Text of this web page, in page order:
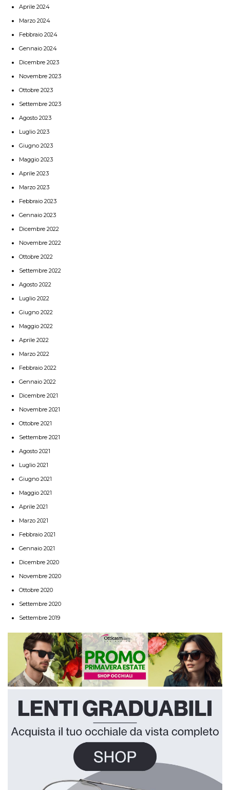
Aprile 2024
Marzo 2024
Febbraio 2024
Gennaio 2024
Dicembre 2023
Novembre 2023
Ottobre 2023
Settembre 2023
Agosto 2023
Luglio 2023
Giugno 2023
Maggio 2023
Aprile 2023
Marzo 2023
Febbraio 2023
Gennaio 2023
Dicembre 2022
Novembre 2022
Ottobre 2022
Settembre 2022
Agosto 2022
Luglio 2022
Giugno 2022
Maggio 2022
Aprile 2022
Marzo 2022
Febbraio 2022
Gennaio 2022
Dicembre 2021
Novembre 2021
Ottobre 2021
Settembre 2021
Agosto 2021
Luglio 2021
Giugno 2021
Maggio 2021
Aprile 2021
Marzo 2021
Febbraio 2021
Gennaio 2021
Dicembre 2020
Novembre 2020
Ottobre 2020
Settembre 2020
Settembre 2019